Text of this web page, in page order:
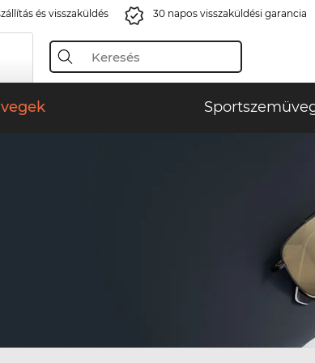
és visszaküldés 30 napos visszaküldési garancia